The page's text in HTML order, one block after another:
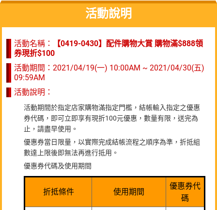
活動說明
活動名稱：
【0419-0430】配件購物大賞 購物滿$888領
券現折$100
活動期間： 2021/04/19(一) 10:00AM ~ 2021/04/30(五)
09:59AM
活動說明：
活動期間於指定店家購物滿指定門檻，結帳輸入指定之優惠
券代碼，即可立即享有現折100元優惠，數量有限，送完為
止，請盡早使用。
優惠券當日限量，以實際完成結帳流程之順序為準，折抵組
數達上限後即無法再進行抵用。
優惠券代碼及使用期間
折抵條件 使用期間
優惠券代
碼